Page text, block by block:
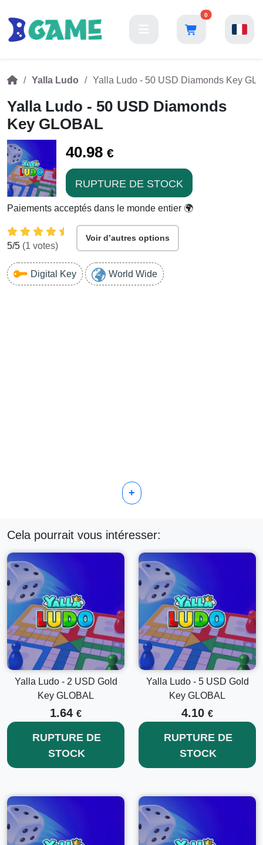
0
Yalla Ludo Yalla Ludo - 50 USD Diamonds Key
Yalla Ludo - 50 USD Diamonds
Key GLOBAL
40.98 €
RUPTURE DE STOCK
Paiements acceptés dans le monde entier 🌍
5/5 (1 votes)
Voir d’autres options
Digital Key World Wide
+
Cela pourrait vous intéresser:
Yalla Ludo - 2 USD Gold
Key GLOBAL
1.64 €
RUPTURE DE
STOCK
Yalla Ludo - 5 USD Gold
Key GLOBAL
4.10 €
RUPTURE DE
STOCK